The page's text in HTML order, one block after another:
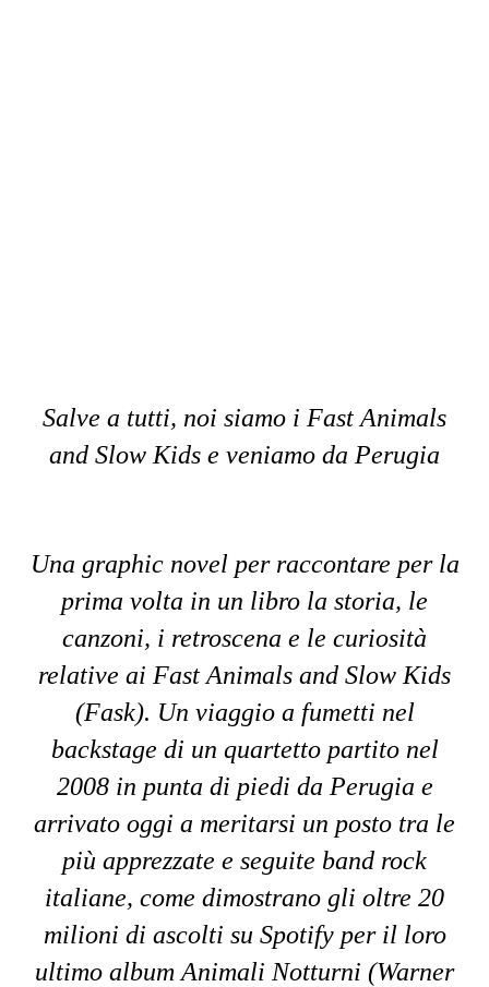
Salve a tutti, noi siamo i Fast Animals
and Slow Kids e veniamo da Perugia
Una graphic novel per raccontare per la
prima volta in un libro la storia, le
canzoni, i retroscena e le curiosità
relative ai Fast Animals and Slow Kids
(Fask). Un viaggio a fumetti nel
backstage di un quartetto partito nel
2008 in punta di piedi da Perugia e
arrivato oggi a meritarsi un posto tra le
più apprezzate e seguite band rock
italiane, come dimostrano gli oltre 20
milioni di ascolti su Spotify per il loro
ultimo album Animali Notturni (Warner